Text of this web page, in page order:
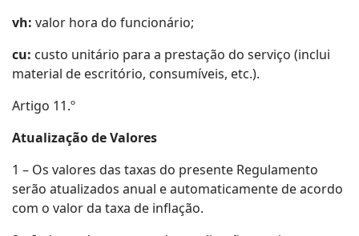
vh: valor hora do funcionário;
cu: custo unitário para a prestação do serviço (inclui
material de escritório, consumíveis, etc.).
Artigo 11.º
Atualização de Valores
1 – Os valores das taxas do presente Regulamento
serão atualizados anual e automaticamente de acordo
com o valor da taxa de inflação.